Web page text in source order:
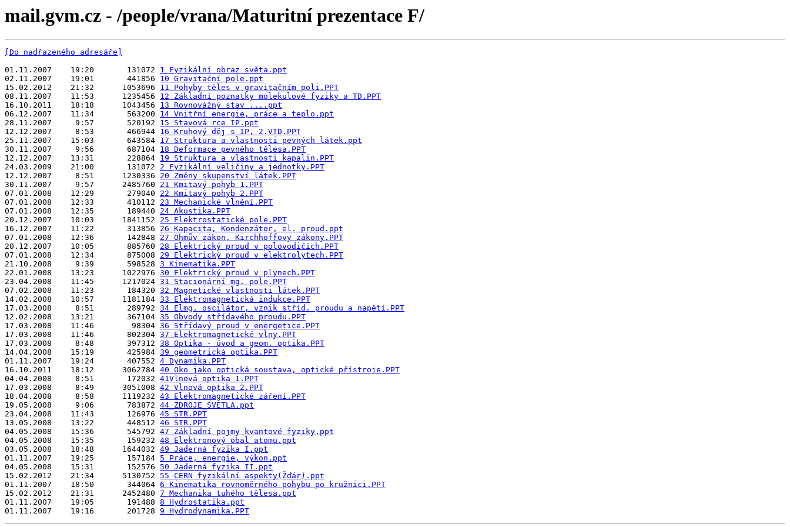
mail.gvm.cz - /people/vrana/Maturitní prezentace F/
[Do nadřazeného adresáře]
01.11.2007    19:20       131072 1 Fyzikální obraz světa.ppt
02.11.2007    19:01       441856 10 Gravitační pole.ppt
15.02.2012    21:32      1053696 11 Pohyby těles v gravitačním poli.PPT
08.11.2007    11:53      1235456 12 Základní poznatky molekulové fyziky a TD.PPT
16.10.2011    18:18      1043456 13 Rovnovážný stav ....ppt
06.12.2007    11:34       563200 14 Vnitřní energie, práce a teplo.ppt
28.11.2007     9:57       520192 15 Stavová rce IP.ppt
12.12.2007     8:53       466944 16 Kruhový děj s IP, 2.VTD.PPT
25.11.2007    15:03       643584 17 Struktura a vlastnosti pevných látek.ppt
30.11.2007     9:56       687104 18 Deformace pevného tělesa.PPT
12.12.2007    13:31       228864 19 Struktura a vlastnosti kapalin.PPT
24.03.2009    21:00       131072 2 Fyzikální veličiny a jednotky.PPT
12.12.2007     8:51      1230336 20 Změny skupenství látek.PPT
30.11.2007     9:57      2485760 21 Kmitavý pohyb 1.PPT
07.01.2008    12:29       279040 22 Kmitavý pohyb 2.PPT
07.01.2008    12:33       410112 23 Mechanické vlnění.PPT
07.01.2008    12:35       189440 24 Akustika.PPT
20.12.2007    10:03      1841152 25 Elektrostatické pole.PPT
16.12.2007    11:22       313856 26 Kapacita, Kondenzátor, el. proud.ppt
07.01.2008    12:36       142848 27 Ohmův zákon, Kirchhoffovy zákony.PPT
20.12.2007    10:05       885760 28 Elektrický proud v polovodičích.PPT
07.01.2008    12:34       875008 29 Elektrický proud v elektrolytech.PPT
21.10.2008     9:39       598528 3 Kinematika.PPT
22.01.2008    13:23      1022976 30 Elektrický proud v plynech.PPT
23.04.2008    11:45      1217024 31 Stacionární mg. pole.PPT
07.02.2008    11:23       184320 32 Magnetické vlastnosti látek.PPT
14.02.2008    10:57      1181184 33 Elektromagnetická indukce.PPT
17.03.2008     8:51       289792 34 Elmg. oscilátor, vznik stříd. proudu a napětí.PPT
12.02.2008    13:21       367104 35 Obvody střídavého proudu.PPT
17.03.2008    11:46        98304 36 Střídavý proud v energetice.PPT
17.03.2008    11:46       802304 37 Elektromagnetické vlny.PPT
17.03.2008     8:48       397312 38 Optika - úvod a geom. optika.PPT
14.04.2008    15:19       425984 39 geometrická optika.PPT
01.11.2007    19:24       407552 4 Dynamika.PPT
16.10.2011    18:12      3062784 40 Oko jako optická soustava, optické přístroje.PPT
04.04.2008     8:51       172032 41Vlnová optika 1.PPT
17.03.2008     8:49      3051008 42 Vlnová optika 2.PPT
18.04.2008     8:58      1119232 43 Elektromagnetické záření.PPT
19.05.2008     9:06       783872 44_ZDROJE_SVETLA.ppt
23.04.2008    11:43       126976 45 STR.PPT
13.05.2008    13:22       448512 46 STR.PPT
04.05.2008    15:36       545792 47 Základní pojmy kvantové fyziky.ppt
04.05.2008    15:35       159232 48 Elektronový obal atomu.ppt
03.05.2008    18:48      1644032 49 Jaderná fyzika I.ppt
01.11.2007    19:25       157184 5 Práce, energie, výkon.ppt
04.05.2008    15:31       152576 50 Jaderná fyzika II.ppt
15.02.2012    21:34      5130752 55 CERN fyzikální aspekty(Žďár).ppt
01.11.2007    18:50       344064 6 Kinematika rovnoměrného pohybu po kružnici.PPT
15.02.2012    21:31      2452480 7 Mechanika tuhého tělesa.ppt
01.11.2007    19:05       191488 8 Hydrostatika.ppt
01.11.2007    19:16       201728 9 Hydrodynamika.PPT